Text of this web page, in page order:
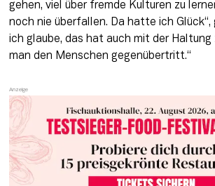
gehen, viel über fremde Kulturen zu
noch nie überfallen. Da hatte ich Glück“,
ich glaube, das hat auch mit der Haltung
man den Menschen gegenübertritt.“